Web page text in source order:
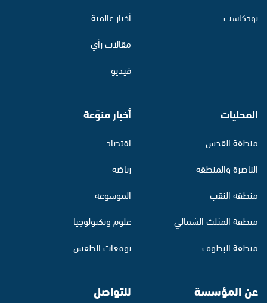
بودكاست
أخبار عالمية
مقالات رأي
فيديو
المحليات
منطقة القدس
الناصرة والمنطقة
منطقة النقب
منطقة المثلث الشمالي
منطقة البطوف
أخبار منوّعة
اقتصاد
رياضة
الموسوعة
علوم وتكنولوجيا
توقعات الطقس
عن المؤسسة للتواصل